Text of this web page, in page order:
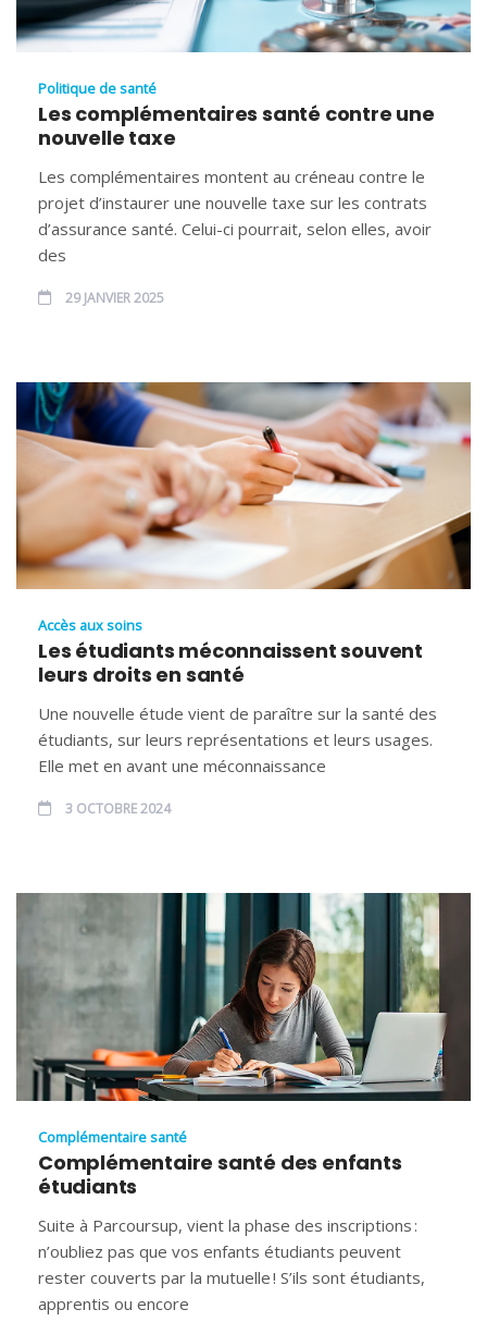
Politique de santé
Les complémentaires santé contre une
nouvelle taxe
Les complémentaires montent au créneau contre le
projet d’instaurer une nouvelle taxe sur les contrats
d’assurance santé. Celui-ci pourrait, selon elles, avoir
des
29 JANVIER 2025
Accès aux soins
Les étudiants méconnaissent souvent
leurs droits en santé
Une nouvelle étude vient de paraître sur la santé des
étudiants, sur leurs représentations et leurs usages.
Elle met en avant une méconnaissance
3 OCTOBRE 2024
Complémentaire santé
Complémentaire santé des enfants
étudiants
Suite à Parcoursup, vient la phase des inscriptions :
n’oubliez pas que vos enfants étudiants peuvent
rester couverts par la mutuelle ! S’ils sont étudiants,
apprentis ou encore